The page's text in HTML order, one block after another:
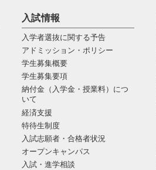
入試情報
入学者選抜に関する予告
アドミッション・ポリシー
学生募集概要
学生募集要項
納付金（入学金・授業料）につ
いて
経済支援
特待生制度
入試志願者・合格者状況
オープンキャンパス
入試・進学相談